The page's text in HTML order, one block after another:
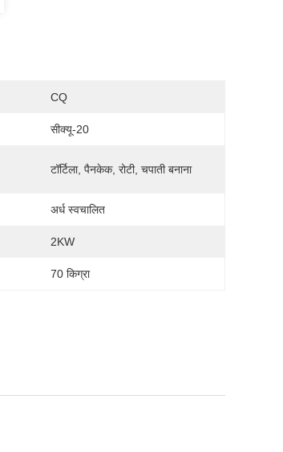
CQ
सीक्यू-20
टॉर्टिला, पैनकेक, रोटी, चपाती बनाना
अर्ध स्वचालित
2KW
70 किग्रा